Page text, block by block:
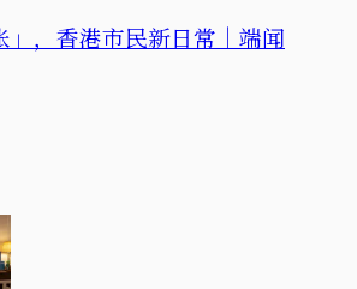
」，香港市民新日常｜端闻